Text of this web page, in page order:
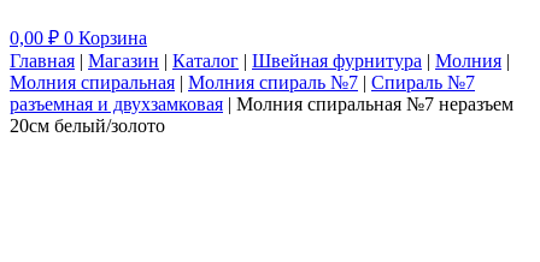
0,00 ₽ 0 Корзина
Главная | Магазин | Каталог | Швейная фурнитура | Молния |
Молния спиральная | Молния спираль №7 | Спираль №7
разъемная и двухзамковая | Молния спиральная №7 неразъем
20см белый/золото